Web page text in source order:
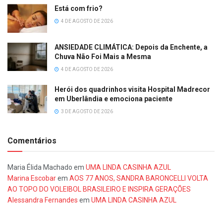
Está com frio?
4 DE AGOSTO DE 2026
ANSIEDADE CLIMÁTICA: Depois da Enchente, a
Chuva Não Foi Mais a Mesma
4 DE AGOSTO DE 2026
Herói dos quadrinhos visita Hospital Madrecor
em Uberlândia e emociona paciente
3 DE AGOSTO DE 2026
Comentários
Maria Élida Machado em UMA LINDA CASINHA AZUL
Marina Escobarem AOS 77 ANOS, SANDRA BARONCELLI VOLTA
AO TOPO DO VOLEIBOL BRASILEIRO E INSPIRA GERAÇÕES
Alessandra Fernandes em UMA LINDA CASINHA AZUL